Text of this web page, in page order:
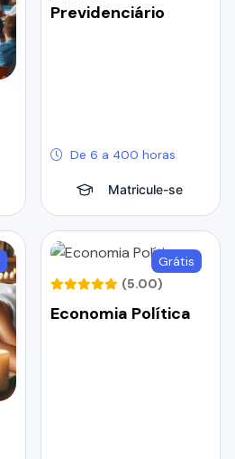
Previdenciário
De 6 a 400 horas
Matricule-se
Grátis
(5.00)
Economia Política